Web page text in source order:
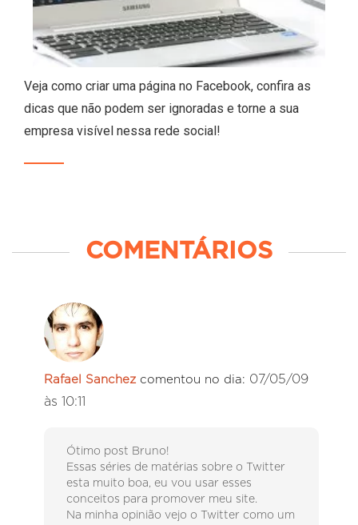
Veja como criar uma página no Facebook, confira as
dicas que não podem ser ignoradas e torne a sua
empresa visível nessa rede social!
COMENTÁRIOS
Rafael Sanchez comentou no dia: 07/05/09
às 10:11
Ótimo post Bruno!
Essas séries de matérias sobre o Twitter
esta muito boa, eu vou usar esses
conceitos para promover meu site.
Na minha opinião vejo o Twitter como um